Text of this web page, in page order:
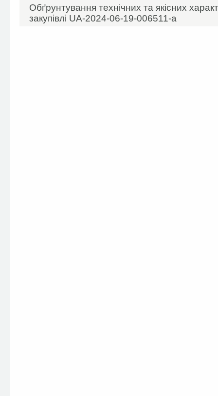
Обґрунтування технічних та якісних
закупівлі UA-2024-06-19-006511-а